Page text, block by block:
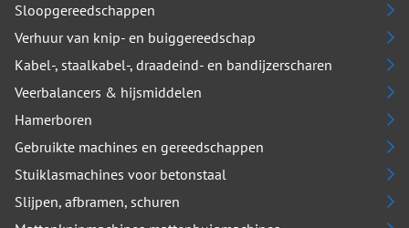
Sloopgereedschappen
Verhuur van knip- en buiggereedschap
Kabel-, staalkabel-, draadeind- en bandijzerscharen
Veerbalancers & hijsmiddelen
Hamerboren
Gebruikte machines en gereedschappen
Stuiklasmachines voor betonstaal
Slijpen, afbramen, schuren